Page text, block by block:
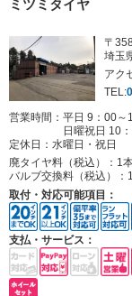
ミツミタイヤ
〒
埼玉
アク
TEL:
営業時間：平日 9：00～
日曜祝日 10
定休日： 水曜日・祝日
廃タイヤ料（税込）： 1
バルブ交換料（税込）：
取付・対応可能項目：
支払・サービス：